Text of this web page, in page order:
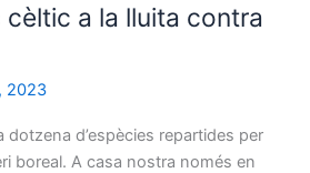
cèltic a la lluita contra
2023
dotzena d’espècies repartides per
boreal. A casa nostra només en